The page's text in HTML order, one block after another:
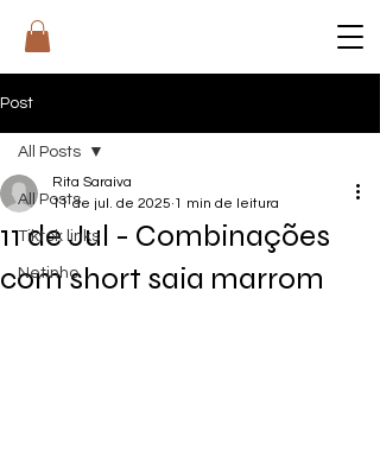
RIT
Post
All Posts
Tiktok links
Netinho
All Posts
11 de Jul - Combinações
com short saia marrom
Rita Saraiva
11 de jul. de 2025 1 min de leitura